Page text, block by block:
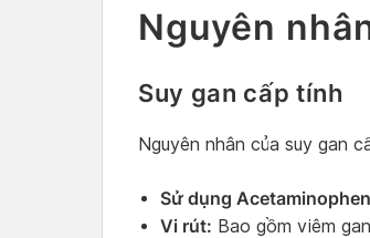
Nguyên
Suy gan cấp tính
Nguyên nhân của suy gan
Sử dụng
Vi rút: Bao gồm viêm